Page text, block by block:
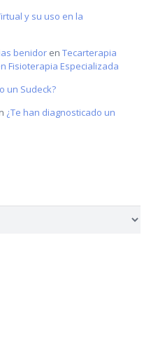
y su uso en la
benidor en Tecarterapia
Fisioterapia Especializada
un Sudeck?
¿Te han diagnosticado un